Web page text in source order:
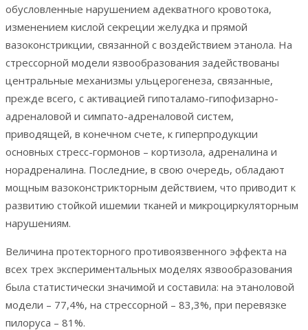
обусловленные нарушением адекватного кровотока,
изменением кислой секреции желудка и прямой
вазоконстрикции, связанной с воздействием этанола. На
стрессорной модели язвообразования задействованы
центральные механизмы ульцерогенеза, связанные,
прежде всего, с активацией гипоталамо-гипофизарно-
адреналовой и симпато-адреналовой систем,
приводящей, в конечном счете, к гиперпродукции
основных стресс-гормонов – кортизола, адреналина и
норадреналина. Последние, в свою очередь, обладают
мощным вазоконстрикторным действием, что приводит к
развитию стойкой ишемии тканей и микроциркуляторным
нарушениям.
Величина протекторного противоязвенного эффекта на
всех трех экспериментальных моделях язвообразования
была статистически значимой и составила: на этаноловой
модели – 77,4%, на стрессорной – 83,3%, при перевязке
пилоруса – 81%.